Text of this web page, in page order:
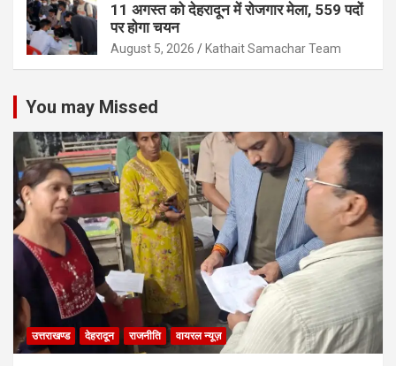
11 अगस्त को देहरादून में रोजगार मेला, 559 पदों
पर होगा चयन
August 5, 2026 Kathait Samachar Team
You may Missed
उत्तराखण्ड देहरादून राजनीति वायरल न्यूज़